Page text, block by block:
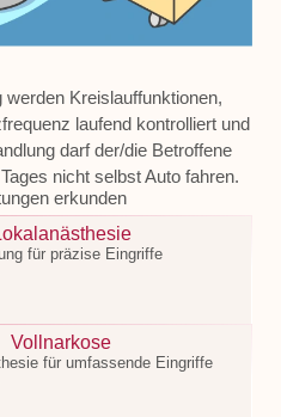
Kreislauffunktionen,
laufend kontrolliert und
darf der/die Betroffene
nicht selbst Auto fahren.
erkunden
für präzise Eingriffe
Vollnarkose
für umfassende Eingriffe